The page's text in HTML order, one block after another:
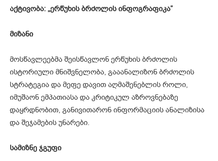
აქტივობა: „ერწუხისბრძოლისინფოგრაფიკა”
მიზანი
მოსწავლეებმა შეისწავლონ ერწუხის ბრძოლის
ისტორიული მნიშვნელობა, გააანალიზონ ბრძოლის
სტრატეგია და მეფე დავით აღმაშენებლის როლი,
იმუშაონ ემპათიასა და კრიტიკულ აზროვნებაზე
დაყრდნობით, განივითარონ ინფორმაციის ანალიზისა
და შეჯამების უნარები.
სამიზნე ჯგუფი